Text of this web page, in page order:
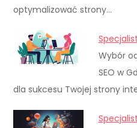
optymalizować strony…
Wybór
SEO w
dla sukcesu Twojej strony